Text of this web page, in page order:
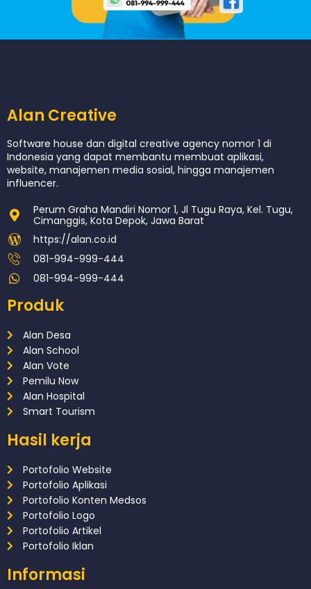
Alan Creative
Software house dan digital creative agency nomor 1 di
Indonesia yang dapat membantu membuat aplikasi,
website, manajemen media sosial, hingga manajemen
influencer.
Perum Graha Mandiri Nomor 1, Jl Tugu Raya, Kel. Tugu,
Cimanggis, Kota Depok, Jawa Barat
https://alan.co.id
081-994-999-444
081-994-999-444
Produk
Alan Desa
Alan School
Alan Vote
Pemilu Now
Alan Hospital
Smart Tourism
Hasil kerja
Portofolio Website
Portofolio Aplikasi
Portofolio Konten Medsos
Portofolio Logo
Portofolio Artikel
Portofolio Iklan
Informasi